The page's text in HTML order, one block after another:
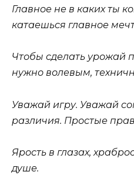
Главное не в каких ты
катаешься главное
Чтобы сделать урожай
нужно волевым,
Уважай игру. Уважай
различия. Простые
Ярость в глазах,
душе.